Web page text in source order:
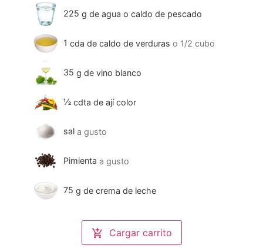
225 g de agua o caldo de pescado
1 cda de caldo de verduras o 1/2 cubo
35 g de vino blanco
½ cdta de ají color
sal a gusto
Pimienta a gusto
75 g de crema de leche
Cargar carrito